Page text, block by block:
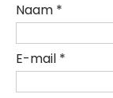
Naam *
E-mail *